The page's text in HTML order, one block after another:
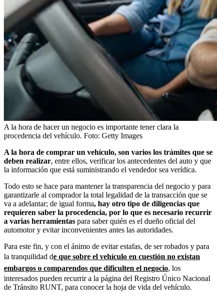
A la hora de hacer un negocio es importante tener clara la
procedencia del vehículo. Foto: Getty Images
A la hora de comprar un vehículo, son varios los trámites que se
deben realizar, entre ellos, verificar los antecedentes del auto y que
la información que está suministrando el vendedor sea verídica.
Todo esto se hace para mantener la transparencia del negocio y para
garantizarle al comprador la total legalidad de la transacción que se
va a adelantar; de igual forma, hay otro tipo de diligencias que
requieren saber la procedencia, por lo que es necesario recurrir
a varias herramientas para saber quién es el dueño oficial del
automotor y evitar inconvenientes antes las autoridades.
Para este fin, y con el ánimo de evitar estafas, de ser robados y para
la tranquilidad de que sobre el vehículo en cuestión no existan
embargos o comparendos que dificulten el negocio, los
interesados pueden recurrir a la página del Registro Único Nacional
de Tránsito RUNT, para conocer la hoja de vida del vehículo.